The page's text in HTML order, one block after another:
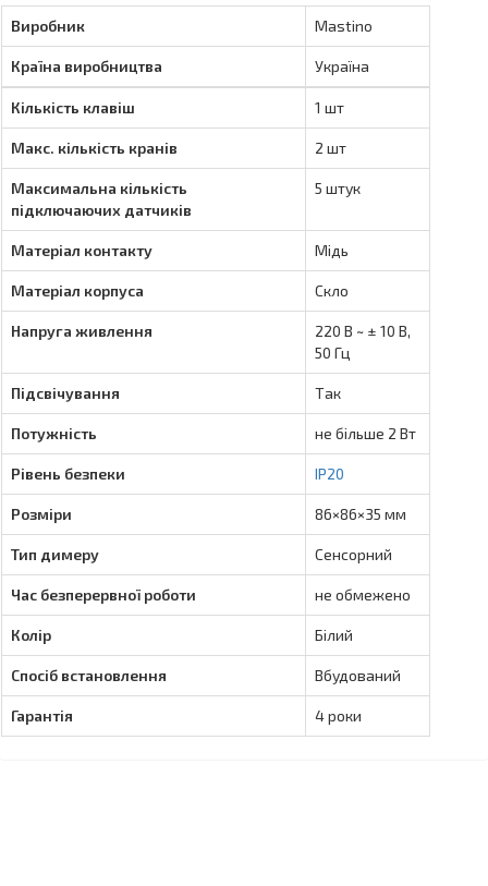
Виробник Mastino
Країна виробництва Україна
Кількість клавіш 1 шт
Макс. кількість кранів 2 шт
Максимальна кількість
підключаючих датчиків
5 штук
Матеріал контакту Мідь
Матеріал корпуса Скло
Напруга живлення
220 В ~ ± 10 В,
50 Гц
Підсвічування Так
Потужність не більше 2 Вт
Рівень безпеки IP20
Розміри 86×86×35 мм
Тип димеру Сенсорний
Час безперервної роботи не обмежено
Колір Білий
Спосіб встановлення Вбудований
Гарантiя 4 роки